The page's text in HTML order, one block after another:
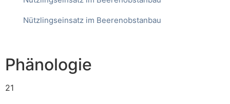
Nützlingseinsatz im Beerenobstanbau
Phänologie
21